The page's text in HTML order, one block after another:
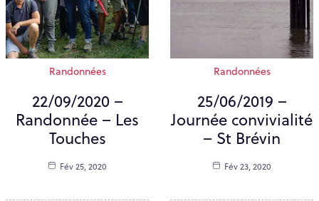
Randonnées
22/09/2020 –
Randonnée – Les
Touches
Fév 25, 2020
Randonnées
25/06/2019 –
Journée convivialité
– St Brévin
Fév 23, 2020